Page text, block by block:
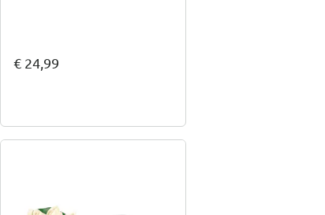
€ 24,99